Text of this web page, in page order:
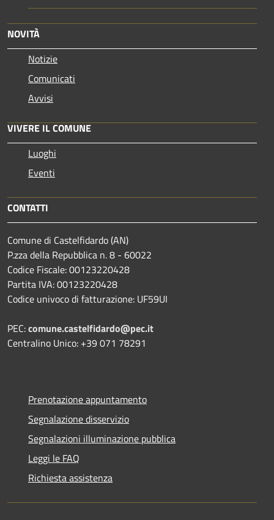
NOVITÀ
Notizie
Comunicati
Avvisi
VIVERE IL COMUNE
Luoghi
Eventi
CONTATTI
Comune di Castelfidardo (AN)
P.zza della Repubblica n. 8 - 60022
Codice Fiscale: 00123220428
Partita IVA: 00123220428
Codice univoco di fatturazione: UF59UI
PEC:comune.castelfidardo@pec.it
Centralino Unico: +39 071 78291
Prenotazione appuntamento
Segnalazione disservizio
Segnalazioni illuminazione pubblica
Leggi le FAQ
Richiesta assistenza